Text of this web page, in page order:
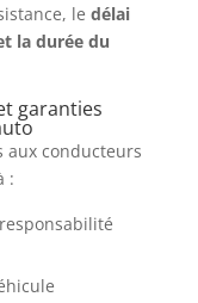
le délai
la durée du
garanties
aux conducteurs
: